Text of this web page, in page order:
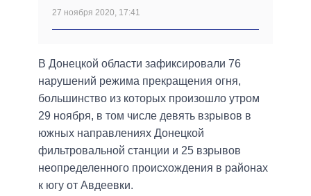
27 ноября 2020, 17:41
В Донецкой области зафиксировали 76
нарушений режима прекращения огня,
большинство из которых произошло утром
29 ноября, в том числе девять взрывов в
южных направлениях Донецкой
фильтровальной станции и 25 взрывов
неопределенного происхождения в районах
к югу от Авдеевки.